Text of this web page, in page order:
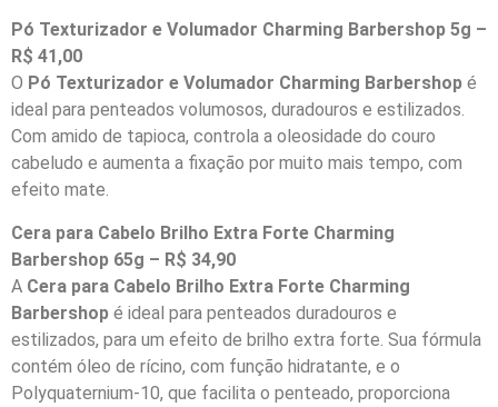
Pó Texturizador e Volumador Charming Barbershop 5g –
R$ 41,00
O Pó Texturizador e Volumador Charming Barbershop é
ideal para penteados volumosos, duradouros e estilizados.
Com amido de tapioca, controla a oleosidade do couro
cabeludo e aumenta a fixação por muito mais tempo, com
efeito mate.
Cera para Cabelo Brilho Extra Forte Charming
Barbershop 65g – R$ 34,90
A Cera para Cabelo Brilho Extra Forte Charming
Barbershop é ideal para penteados duradouros e
estilizados, para um efeito de brilho extra forte. Sua fórmula
contém óleo de rícino, com função hidratante, e o
Polyquaternium-10, que facilita o penteado, proporciona